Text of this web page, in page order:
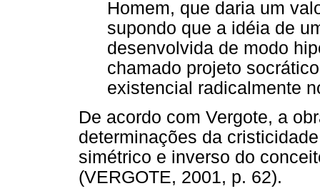
Homem, que daria um
supondo que a idéia de
desenvolvida de modo
chamado projeto
existencial radicalmente
De acordo com Vergote, a
determinações da
simétrico e inverso do
(VERGOTE, 2001, p. 62).